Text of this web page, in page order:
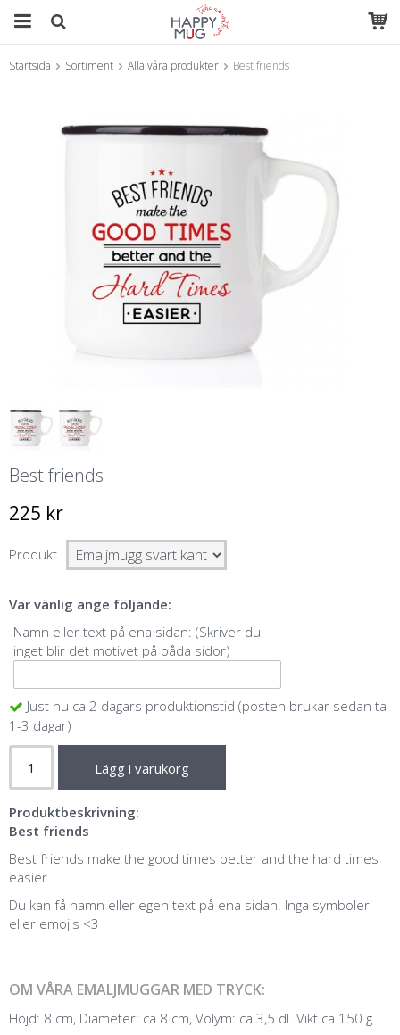
Startsida Sortiment Alla våra produkter Best friends
Best friends
225 kr
Produkt
Var vänlig ange följande:
Namn eller text på ena sidan: (Skriver du
inget blir det motivet på båda sidor)
Just nu ca 2 dagars produktionstid (posten brukar sedan ta
1-3 dagar)
Lägg i varukorg
Produktbeskrivning:
Best friends
Best friends make the good times better and the hard times
easier
Du kan få namn eller egen text på ena sidan. Inga symboler
eller emojis <3
OM VÅRA EMALJMUGGAR MED TRYCK:
Höjd: 8 cm, Diameter: ca 8 cm, Volym: ca 3,5 dl. Vikt ca 150 g